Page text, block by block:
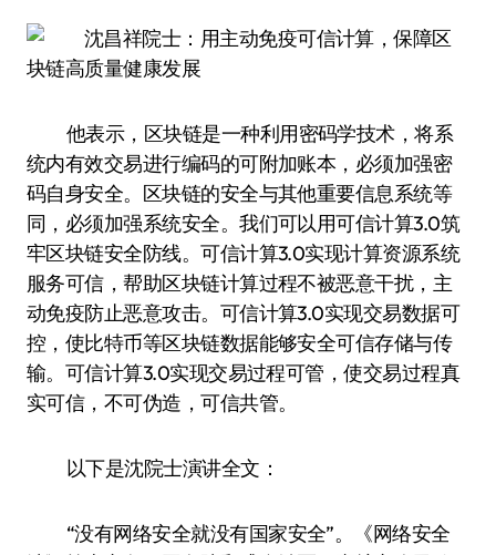
他表示，区块链是一种利用密码学技术，将系
统内有效交易进行编码的可附加账本，必须加强密
码自身安全。区块链的安全与其他重要信息系统等
同，必须加强系统安全。我们可以用可信计算3.0筑
牢区块链安全防线。可信计算3.0实现计算资源系统
服务可信，帮助区块链计算过程不被恶意干扰，主
动免疫防止恶意攻击。可信计算3.0实现交易数据可
控，使比特币等区块链数据能够安全可信存储与传
输。可信计算3.0实现交易过程可管，使交易过程真
实可信，不可伪造，可信共管。
以下是沈院士演讲全文：
“没有网络安全就没有国家安全”。《网络安全